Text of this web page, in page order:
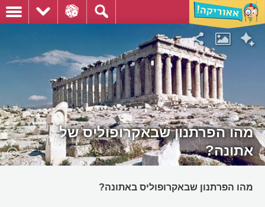
מהו הפרתנון שבאקרופוליס של
אתונה?
מהו הפרתנון שבאקרופוליס באתונה?